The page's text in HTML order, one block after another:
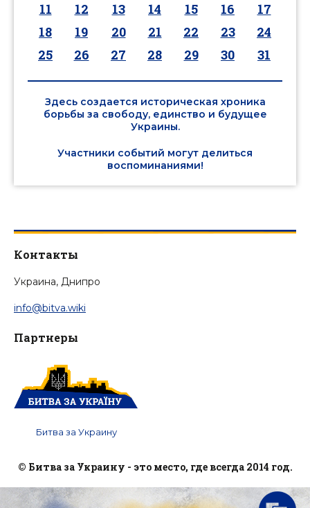
11
12 13 14 15 16
17
18
19 20 21 22 23
24
25
26 27 28 29 30 31
Здесь создается историческая хроника
борьбы за свободу, единство и будущее
Украины.
Участники событий могут делиться
воспоминаниями!
Контакты
Украина, Днипро
info@bitva.wiki
Партнеры
Битва за Украину
© Битва за Украину - это место, где всегда 2014 год.